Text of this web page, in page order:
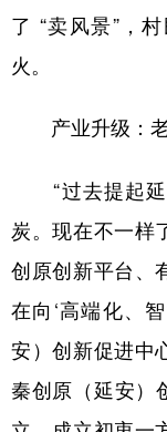
了 “卖风景”，
火。
产业升级：老
“过去提起延
炭。现在不一样
创原创新平台、
在向‘高端化、
安）创新促进中
秦创原（延安）